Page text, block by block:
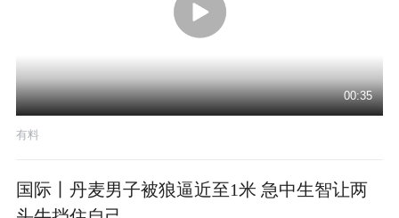
00:35
有料
国际丨丹麦男子被狼逼近至1米 急中生智让两